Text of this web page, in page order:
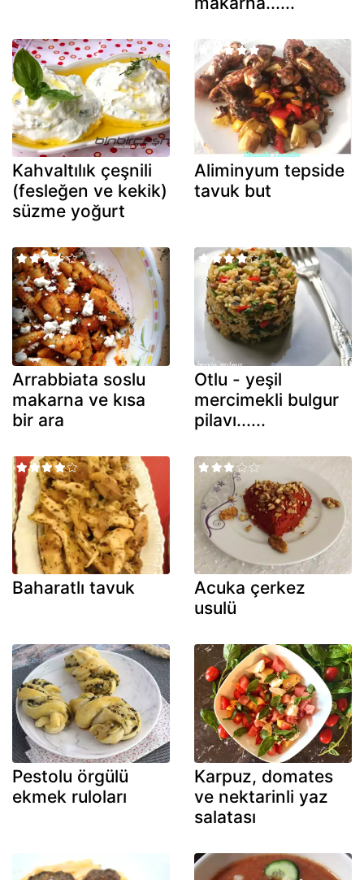
Kahvaltılık çeşnili
(fesleğen ve kekik)
süzme yoğurt
Aliminyum tepside
tavuk but
Arrabbiata soslu
makarna ve kısa
bir ara
Otlu - yeşil
mercimekli bulgur
pilavı......
Baharatlı tavuk
Acuka çerkez
usulü
Pestolu örgülü
ekmek ruloları
Karpuz, domates
ve nektarinli yaz
salatası